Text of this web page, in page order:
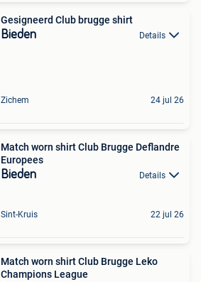
Gesigneerd Club brugge shirt
Bieden Details
Zichem 24 jul 26
Match worn shirt Club Brugge Deflandre
Europees
Bieden Details
Sint-Kruis 22 jul 26
Match worn shirt Club Brugge Leko
Champions League